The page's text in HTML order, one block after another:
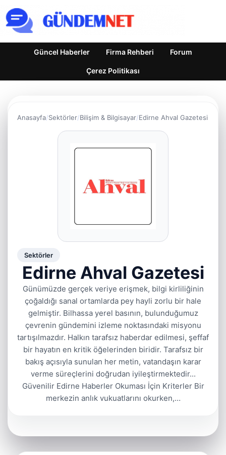
Güncel Haberler Firma Rehberi Forum
Çerez Politikası
Anasayfa Sektörler Bilişim & Bilgisayar Edirne Ahval Gazetesi
Sektörler
Edirne Ahval Gazetesi
Günümüzde gerçek veriye erişmek, bilgi kirliliğinin
çoğaldığı sanal ortamlarda pey hayli zorlu bir hale
gelmiştir. Bilhassa yerel basının, bulunduğumuz
çevrenin gündemini izleme noktasındaki misyonu
tartışılmazdır. Halkın tarafsız haberdar edilmesi, şeffaf
bir hayatın en kritik öğelerinden biridir. Tarafsız bir
bakış açısıyla sunulan her metin, vatandaşın karar
verme süreçlerini doğrudan iyileştirmektedir...
Güvenilir Edirne Haberler Okuması İçin Kriterler Bir
merkezin anlık vukuatlarını okurken,…